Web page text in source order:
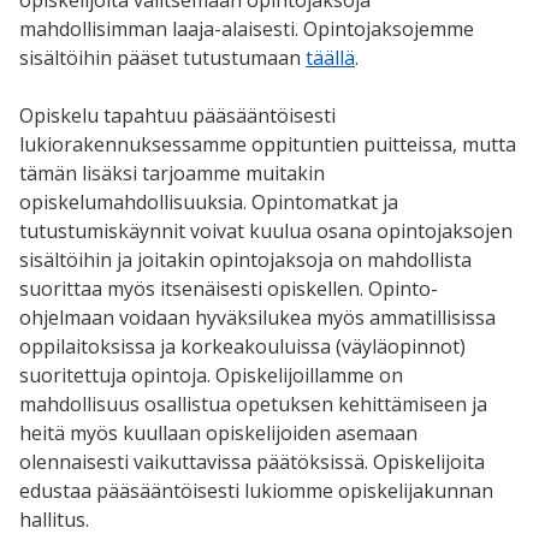
mahdollisimman laaja-alaisesti. Opintojaksojemme
sisältöihin pääset tutustumaan täällä.
Opiskelu tapahtuu pääsääntöisesti
lukiorakennuksessamme oppituntien puitteissa, mutta
tämän lisäksi tarjoamme muitakin
opiskelumahdollisuuksia. Opintomatkat ja
tutustumiskäynnit voivat kuulua osana opintojaksojen
sisältöihin ja joitakin opintojaksoja on mahdollista
suorittaa myös itsenäisesti opiskellen. Opinto-
ohjelmaan voidaan hyväksilukea myös ammatillisissa
oppilaitoksissa ja korkeakouluissa (väyläopinnot)
suoritettuja opintoja. Opiskelijoillamme on
mahdollisuus osallistua opetuksen kehittämiseen ja
heitä myös kuullaan opiskelijoiden asemaan
olennaisesti vaikuttavissa päätöksissä. Opiskelijoita
edustaa pääsääntöisesti lukiomme opiskelijakunnan
hallitus.